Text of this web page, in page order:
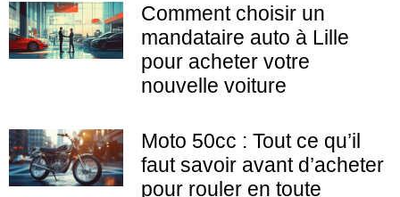
Comment choisir un
mandataire auto à Lille
pour acheter votre
nouvelle voiture
Moto 50cc : Tout ce qu’il
faut savoir avant d’acheter
pour rouler en toute